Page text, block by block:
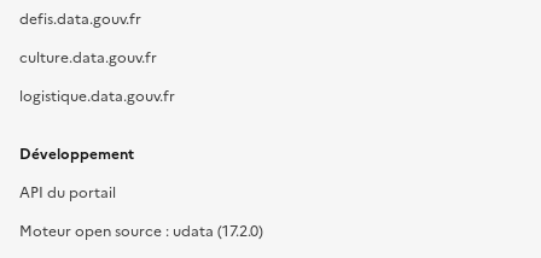
defis.data.gouv.fr
culture.data.gouv.fr
logistique.data.gouv.fr
Développement
API du portail
Moteur open source : udata (17.2.0)